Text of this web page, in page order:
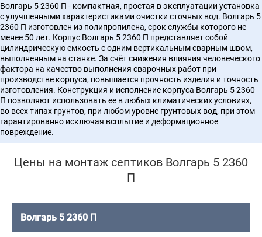
Волгарь 5 2360 П - компактная, простая в эксплуатации установка
с улучшенными характеристиками очистки сточных вод. Волгарь 5
2360 П изготовлен из полипропилена, срок службы которого не
менее 50 лет. Корпус Волгарь 5 2360 П представляет собой
цилиндрическую емкость с одним вертикальным сварным швом,
выполненным на станке. За счёт снижения влияния человеческого
фактора на качество выполнения сварочных работ при
производстве корпуса, повышается прочность изделия и точность
изготовления. Конструкция и исполнение корпуса Волгарь 5 2360
П позволяют использовать ее в любых климатических условиях,
во всех типах грунтов, при любом уровне грунтовых вод, при этом
гарантированно исключая всплытие и деформационное
повреждение.
Цены на монтаж септиков Волгарь 5 2360
П
Волгарь 5 2360 П